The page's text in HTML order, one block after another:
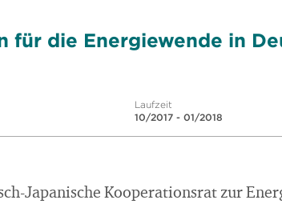
für die Energiewende in
Laufzeit
10/2017 - 01/2018
Japanische Kooperationsrat zur